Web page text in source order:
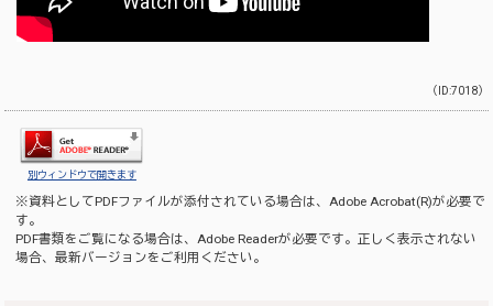
（ID:7018）
別ウィンドウで開きます
※資料としてPDFファイルが添付されている場合は、 Adobe Acrobat(R)が必要で
す。
PDF書類をご覧になる場合は、 Adobe Readerが必要です。正しく表示されない
場合、最新バージョンをご利用ください。